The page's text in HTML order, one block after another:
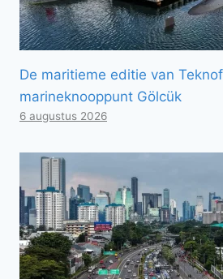
De maritieme editie van
marineknooppunt Gölcük
6 augustus 2026